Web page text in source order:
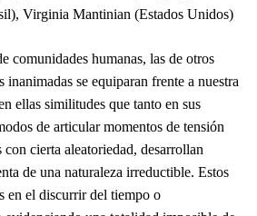
Virginia Mantinian (Estados Unidos)
comunidades humanas, las de otros
inanimadas se equiparan frente a nuestra
ellas similitudes que tanto en sus
de articular momentos de tensión
cierta aleatoriedad, desarrollan
de una naturaleza irreductible. Estos
en el discurrir del tiempo o